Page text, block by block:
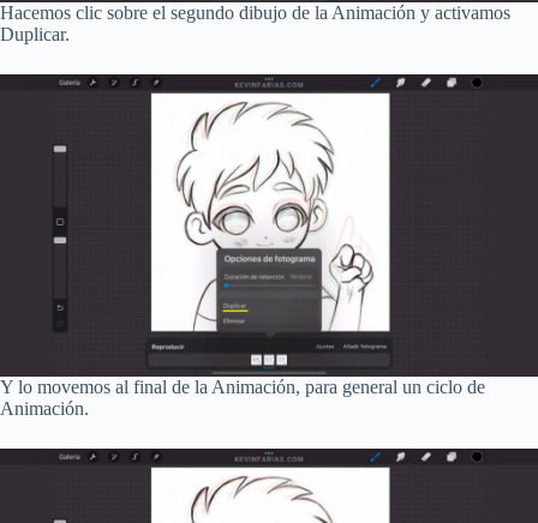
Hacemos clic sobre el segundo dibujo de la Animación y activamos
Duplicar.
Y lo movemos al final de la Animación, para general un ciclo de
Animación.